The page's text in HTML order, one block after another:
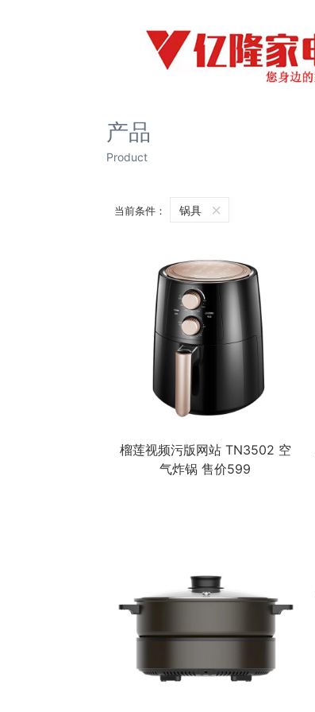
产品
Product
当前条件： 锅具
榴莲视频污版网站 TN3502 空
气炸锅 售价599